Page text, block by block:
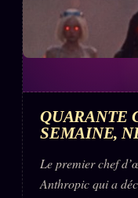
QUARANTE
SEMAINE,
Le premier chef
Anthropic qui a